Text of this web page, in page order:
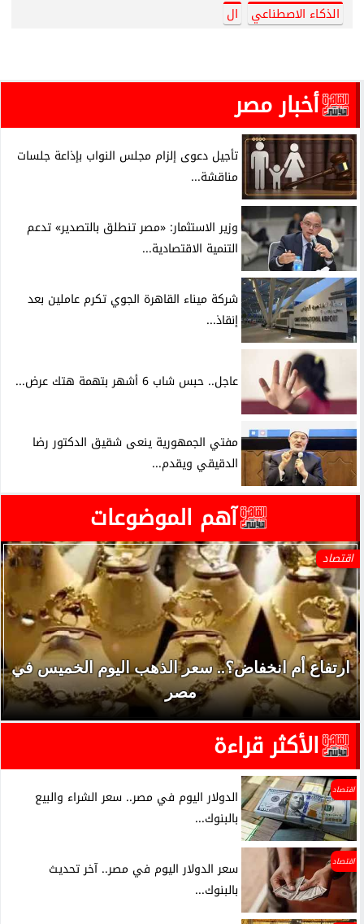
الذكاء الاصطناعي
ال
أخبار مصر
تأجيل دعوى إلزام مجلس النواب بإذاعة جلسات
مناقشة...
وزير الاستثمار: «مصر تنطلق بالتصدير» تدعم
التنمية الاقتصادية...
شركة ميناء القاهرة الجوي تكرم عاملين بعد
إنقاذ...
عاجل.. حبس شاب 6 أشهر بتهمة هتك عرض...
مفتي الجمهورية ينعى شقيق الدكتور رضا
الدقيقي ويقدم...
آهم الموضوعات
اقتصاد
ارتفاع أم انخفاض؟.. سعر الذهب اليوم الخميس في
مصر
الأكثر قراءة
اقتصاد
الدولار اليوم في مصر.. سعر الشراء والبيع
بالبنوك...
اقتصاد
سعر الدولار اليوم في مصر.. آخر تحديث
بالبنوك...